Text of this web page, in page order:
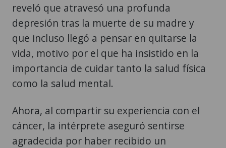
reveló que atravesó una profunda
depresión tras la muerte de su madre y
que incluso llegó a pensar en quitarse la
vida, motivo por el que ha insistido en la
importancia de cuidar tanto la salud física
como la salud mental.
Ahora, al compartir su experiencia con el
cáncer, la intérprete aseguró sentirse
agradecida por haber recibido un